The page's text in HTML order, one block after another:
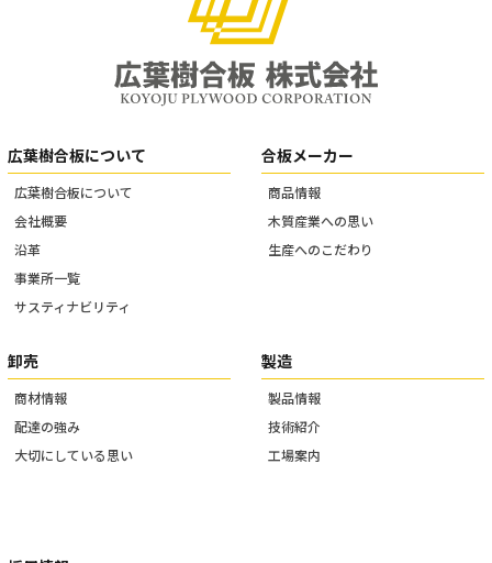
広葉樹合板について
広葉樹合板について
会社概要
沿革
事業所一覧
サスティナビリティ
合板メーカー
商品情報
木質産業への思い
生産へのこだわり
卸売
商材情報
配達の強み
大切にしている思い
製造
製品情報
技術紹介
工場案内